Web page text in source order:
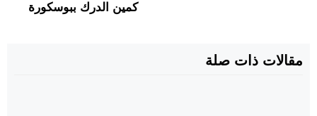
كمين الدرك ببوسكورة
مقالات ذات صلة